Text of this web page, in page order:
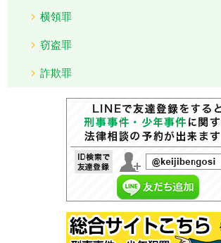
横領罪
窃盗罪
詐欺罪